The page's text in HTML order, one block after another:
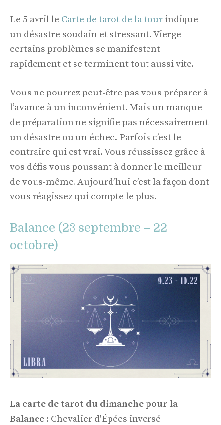
Le 5 avril le Carte de tarot de la tour indique
un désastre soudain et stressant. Vierge
certains problèmes se manifestent
rapidement et se terminent tout aussi vite.
Vous ne pourrez peut-être pas vous préparer à
l’avance à un inconvénient. Mais un manque
de préparation ne signifie pas nécessairement
un désastre ou un échec. Parfois c’est le
contraire qui est vrai. Vous réussissez grâce à
vos défis vous poussant à donner le meilleur
de vous-même. Aujourd’hui c’est la façon dont
vous réagissez qui compte le plus.
Balance (23 septembre – 22
octobre)
La carte de tarot du dimanche pour la
Balance : Chevalier d'Épées inversé